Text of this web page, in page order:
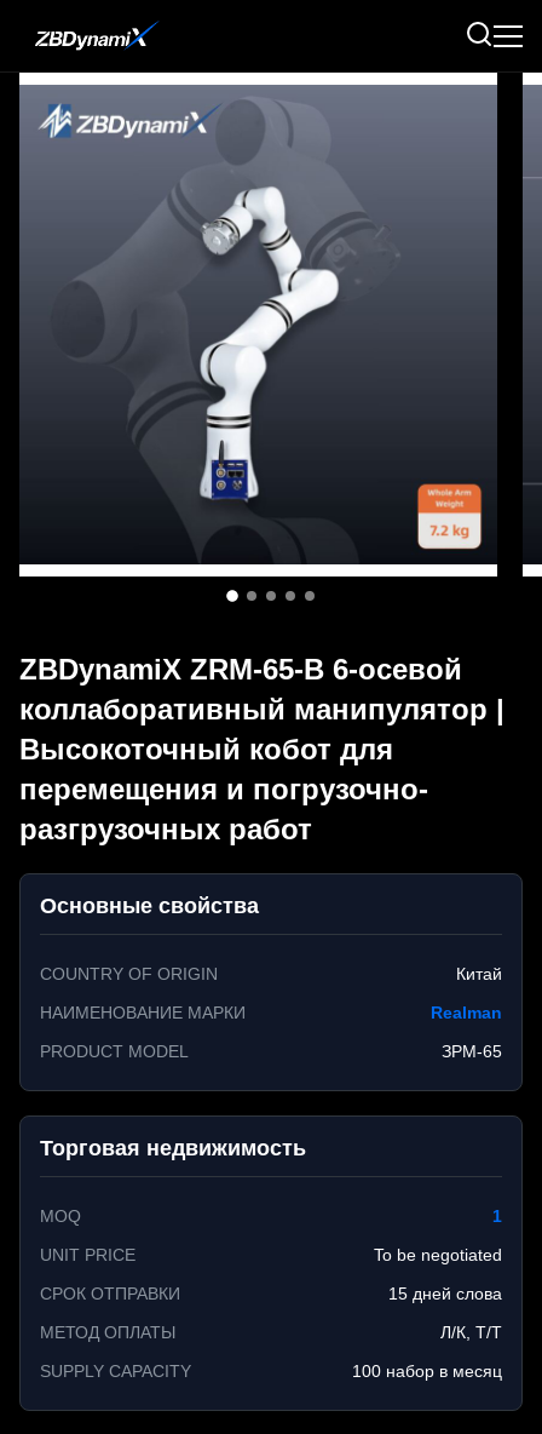
ZBDynamiX ZRM-65-B 6-осевой
коллаборативный манипулятор |
Высокоточный кобот для
перемещения и погрузочно-
разгрузочных работ
Основные свойства
COUNTRY OF ORIGIN
Китай
НАИМЕНОВАНИЕ МАРКИ
Realman
PRODUCT MODEL
ЗРМ-65
Торговая недвижимость
MOQ
1
UNIT PRICE
To be negotiated
СРОК ОТПРАВКИ
15 дней слова
МЕТОД ОПЛАТЫ
Л/К, Т/Т
SUPPLY CAPACITY
100 набор в месяц